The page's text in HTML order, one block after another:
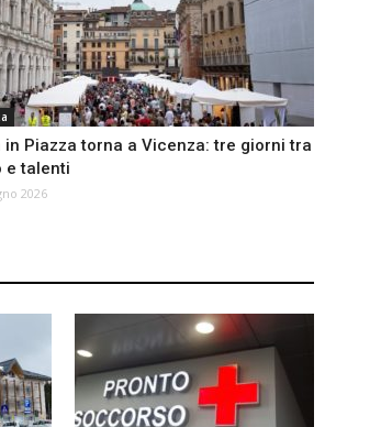
in Piazza torna a Vicenza: tre giorni tra
e talenti
2026